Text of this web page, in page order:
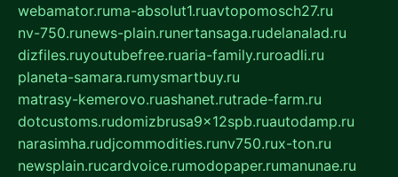
webamator.ruma-absolut1.ruavtopomosch27.ru
nv-750.runews-plain.runertansaga.rudelanalad.ru
dizfiles.ruyoutubefree.ruaria-family.ruroadli.ru
planeta-samara.rumysmartbuy.ru
matrasy-kemerovo.ruashanet.rutrade-farm.ru
dotcustoms.rudomizbrusa9x12spb.ruautodamp.ru
narasimha.rudjcommodities.runv750.rux-ton.ru
newsplain.rucardvoice.rumodopaper.rumanunae.ru